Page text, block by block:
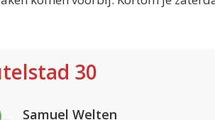
30
Samuel Welten